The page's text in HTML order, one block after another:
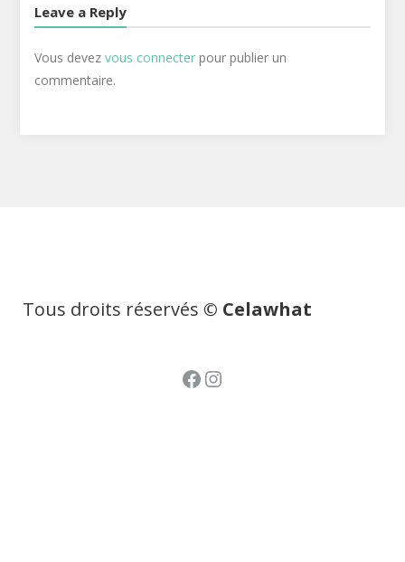
Leave a Reply
Vous devez vous connecterpour publier un
commentaire.
Tous droits réservés © Celawhat
Facebook
Instagram